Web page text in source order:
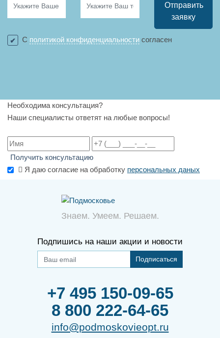
Отправить
заявку
С политикой конфиденциальности согласен
Необходима консультация?
Наши специалисты ответят на любые вопросы!
Получить консультацию
Я даю согласие на обработку персональных даных
Знаем. Умеем. Решаем.
Подпишись на наши акции и новости
Подписаться
+7 495 150-09-65
8 800 222-64-65
info@podmoskovieopt.ru